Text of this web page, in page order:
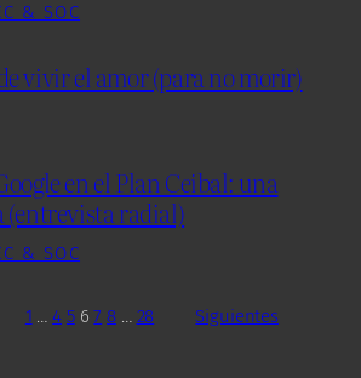
& SOC
vivir el amor (para no morir)
en el Plan Ceibal: una
radial)
& SOC
1 … 4 5 6 7 8 … 28 Siguientes